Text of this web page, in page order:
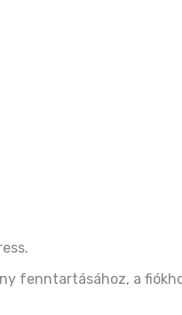
fenntartásához, a